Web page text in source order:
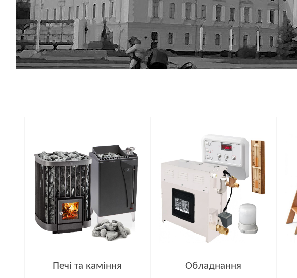
Печі та каміння Обладнання